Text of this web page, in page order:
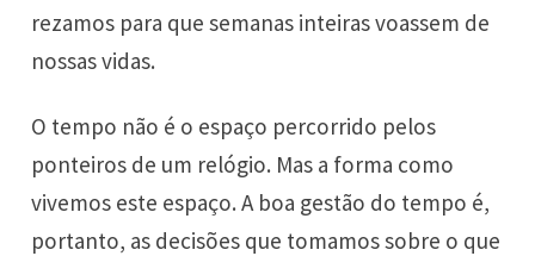
rezamos para que semanas inteiras voassem de
nossas vidas.
O tempo não é o espaço percorrido pelos
ponteiros de um relógio. Mas a forma como
vivemos este espaço. A boa gestão do tempo é,
portanto, as decisões que tomamos sobre o que